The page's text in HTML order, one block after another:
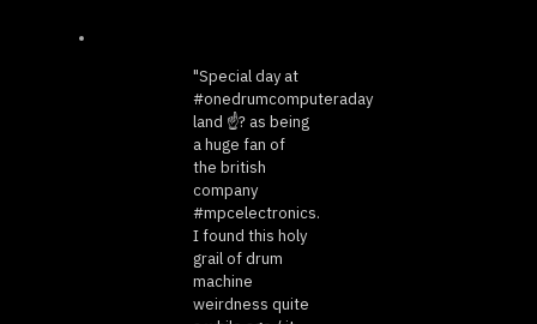
"Special day at
#onedrumcomputeraday
land ☝️? as being
a huge fan of
the british
company
#mpcelectronics.
I found this holy
grail of drum
machine
weirdness quite